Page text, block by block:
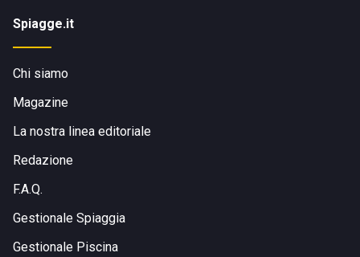
Spiagge.it
Chi siamo
Magazine
La nostra linea editoriale
Redazione
F.A.Q.
Gestionale Spiaggia
Gestionale Piscina